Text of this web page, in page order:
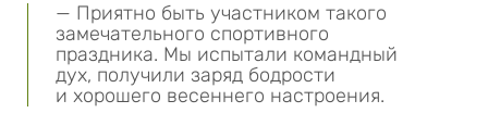
— Приятно быть участником такого
замечательного спортивного
праздника. Мы испытали командный
дух, получили заряд бодрости
и хорошего весеннего настроения.